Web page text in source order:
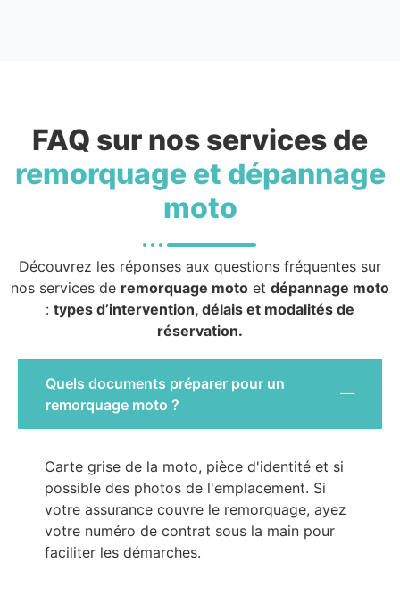
FAQ sur nos services de
remorquage et dépannage
moto
Découvrez les réponses aux questions fréquentes sur
nos services de remorquage moto et dépannage moto
: types d’intervention, délais et modalités de
réservation.
Quels documents préparer pour un
remorquage moto ?
Carte grise de la moto, pièce d'identité et si
possible des photos de l'emplacement. Si
votre assurance couvre le remorquage, ayez
votre numéro de contrat sous la main pour
faciliter les démarches.